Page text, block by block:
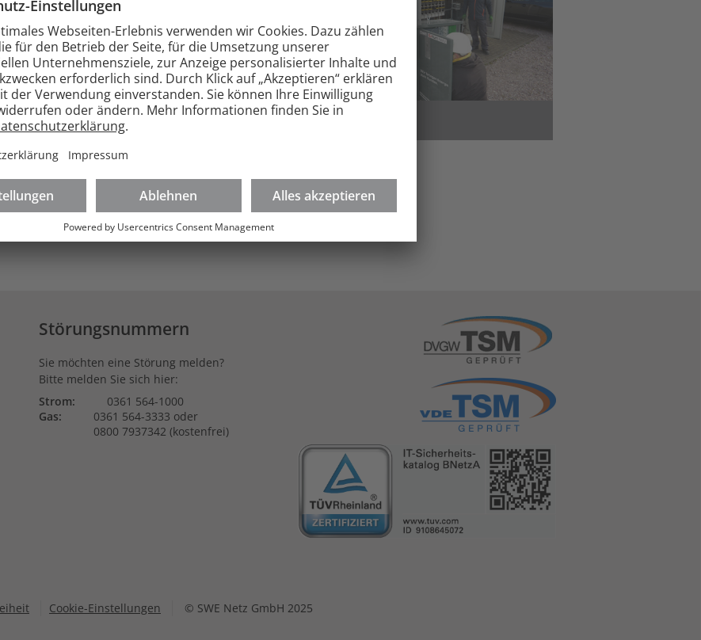
Gasnetz
Informationen über die derzeitigen
Bedingungen des Netzzuganges
Gas
sowie über aktuelle netzrelevante
Mehr erfahren
Stromsowie über aktuelle
netzrelevante Daten.
Störungsnummern
Sie möchten eine Störung melden?
Bitte melden Sie sich hier:
Strom:
0361 564-1000
Gas:
0361 564-3333 oder
0800 7937342 (kostenfrei)
Cookie-Einstellungen © SWE Netz GmbH 2025